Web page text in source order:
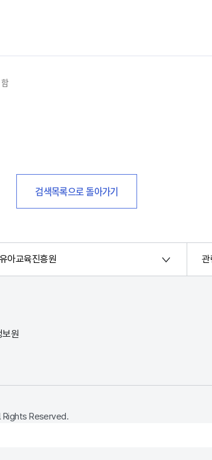
검색목록으로 돌아가기
아교육진흥원
원
Reserved.